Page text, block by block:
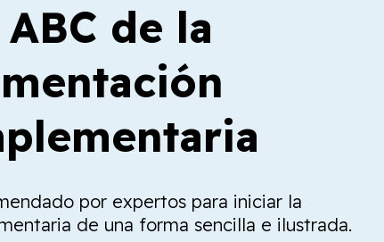
ABC de la
por expertos para iniciar la
de una forma sencilla e ilustrada.